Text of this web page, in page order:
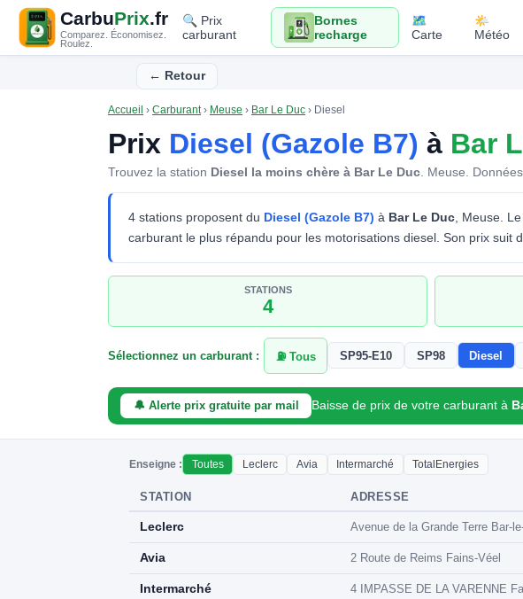
CarbuPrix.fr
Comparez. Économisez.
Roulez.
🔍 Prix
carburant
Bornes
recharge
🗺️
Carte
🌤️
Météo
← Retour
Accueil › Carburant› Meuse › Bar Le Duc › Diesel
Prix Diesel (Gazole B7) à Bar
Trouvez la station Diesel la moins chère à Bar Le Duc . Meuse.
4 stations proposent du Diesel (Gazole B7) à Bar Le Duc , Meuse.
carburant le plus répandu pour les motorisations diesel. Son prix suit
STATIONS
4
Sélectionnez un carburant : ⛽ Tous SP95-E10 SP98 Diesel
🔔 Alerte prix gratuite par mail Baisse de prix de votre carburant à
Enseigne : Toutes Leclerc Avia Intermarché TotalEnergies
STATION ADRESSE
Leclerc Avenue de la Grande Terre Bar-
Avia 2 Route de Reims Fains-Véel
Intermarché 4 IMPASSE DE LA VARENNE